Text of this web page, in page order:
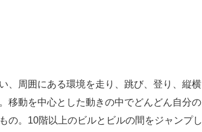
、周囲にある環境を走り、跳び、登り、縦横
移動を中心とした動きの中でどんどん自分の
の。10階以上のビルとビルの間をジャンプし